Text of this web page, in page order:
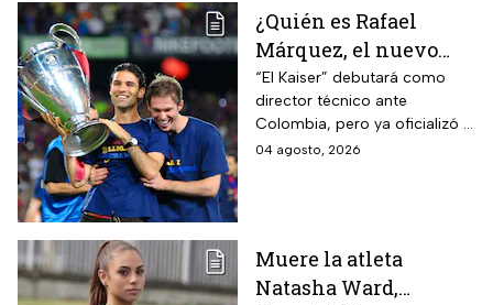
¿Quién es Rafael
Márquez, el nuevo
entrenador de la
Selección Mexicana
que debutará con
Colombia, Perú y
“El Kaiser” debutará como
director técnico ante
Colombia, pero ya oficializó la
fecha de su primer encuentro
04 agosto, 2026
Muere la atleta
Natasha Ward,